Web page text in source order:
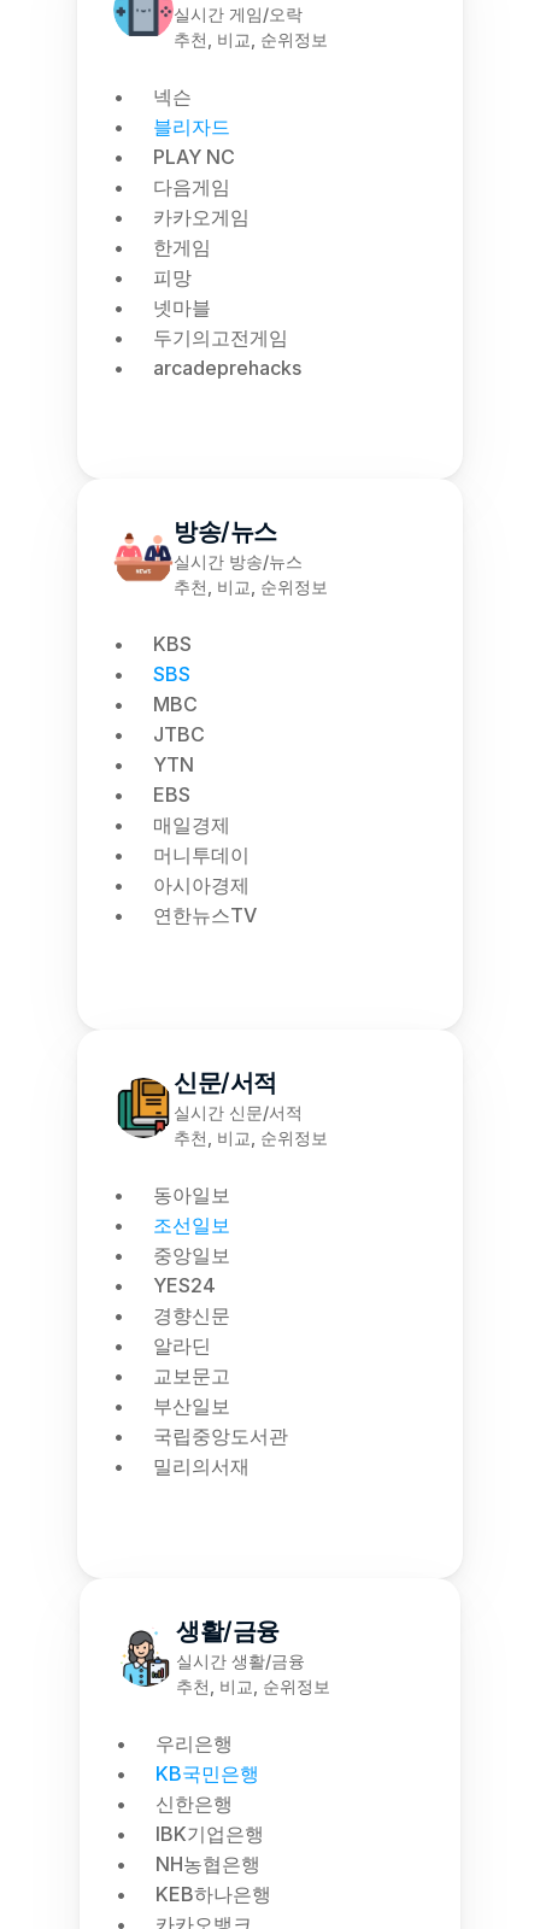
실시간 게임/오락
추천, 비교, 순위정보
넥슨
블리자드
PLAY NC
다음게임
카카오게임
한게임
피망
넷마블
두기의고전게임
arcadeprehacks
방송/뉴스
실시간 방송/뉴스
추천, 비교, 순위정보
KBS
SBS
MBC
JTBC
YTN
EBS
매일경제
머니투데이
아시아경제
연한뉴스TV
신문/서적
실시간 신문/서적
추천, 비교, 순위정보
동아일보
조선일보
중앙일보
YES24
경향신문
알라딘
교보문고
부산일보
국립중앙도서관
밀리의서재
생활/금융
실시간 생활/금융
추천, 비교, 순위정보
우리은행
KB국민은행
신한은행
IBK기업은행
NH농협은행
KEB하나은행
카카오뱅크